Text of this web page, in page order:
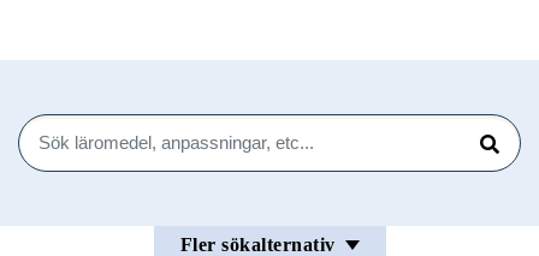
Sök
Sök
Fler sökalternativ